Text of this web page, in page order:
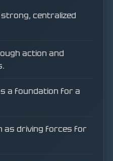
centralized
action and
a foundation for a
as driving forces for